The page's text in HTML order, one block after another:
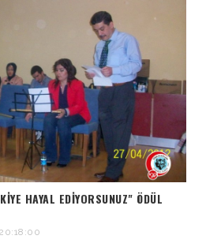
HAYAL EDIYORSUNUZ" ÖDÜL